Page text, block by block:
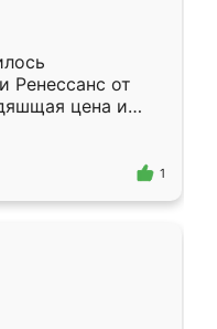
Ренессанс от
цена и
Приехавший
самый
1